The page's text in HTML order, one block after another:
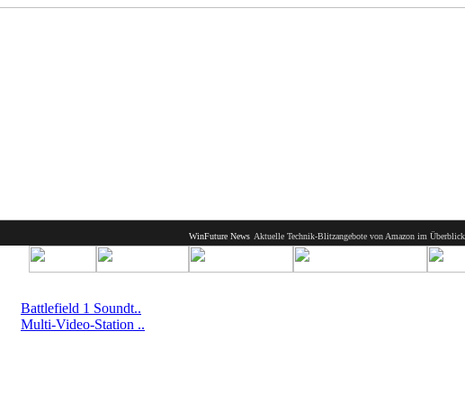
WinFuture News Aktuelle Technik-Blitzangebote von Amazon im Überblick 08. August
Battlefield 1 Soundt..
Multi-Video-Station ..